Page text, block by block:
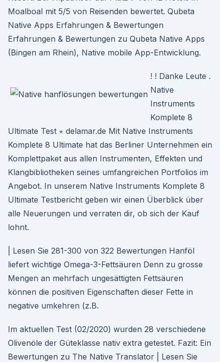
Moalboal mit 5/5 von Reisenden bewertet. Qubeta
Native Apps Erfahrungen & Bewertungen
Erfahrungen & Bewertungen zu Qubeta Native Apps
(Bingen am Rhein), Native mobile App-Entwicklung.
! ! Danke Leute .
Native
Instruments
Komplete 8
Ultimate Test ⋆ delamar.de Mit Native Instruments
Komplete 8 Ultimate hat das Berliner Unternehmen ein
Komplettpaket aus allen Instrumenten, Effekten und
Klangbibliotheken seines umfangreichen Portfolios im
Angebot. In unserem Native Instruments Komplete 8
Ultimate Testbericht geben wir einen Überblick über
alle Neuerungen und verraten dir, ob sich der Kauf
lohnt.
| Lesen Sie 281-300 von 322 Bewertungen Hanföl
liefert wichtige Omega-3-Fettsäuren Denn zu grosse
Mengen an mehrfach ungesättigten Fettsäuren
können die positiven Eigenschaften dieser Fette in
negative umkehren (z.B.
Im aktuellen Test (02/2020) wurden 28 verschiedene
Olivenöle der Güteklasse nativ extra getestet. Fazit: Ein
Bewertungen zu The Native Translator | Lesen Sie